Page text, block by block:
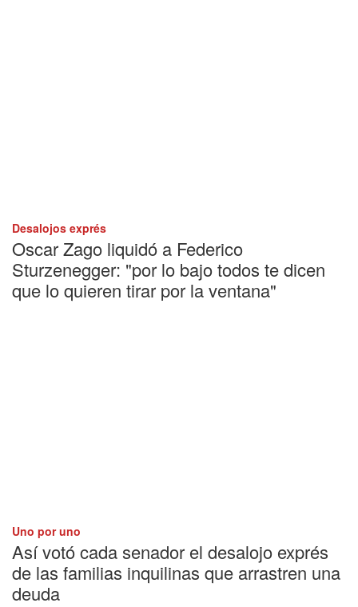
Desalojos exprés
Oscar Zago liquidó a Federico
Sturzenegger: "por lo bajo todos te dicen
que lo quieren tirar por la ventana"
Uno por uno
Así votó cada senador el desalojo exprés
de las familias inquilinas que arrastren una
deuda